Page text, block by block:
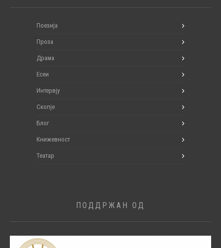
Поезија
Проза
Драма
Есеи
Интервју
Скопје
Блог
Книжевност
Театар
ПОДДРЖАН ОД